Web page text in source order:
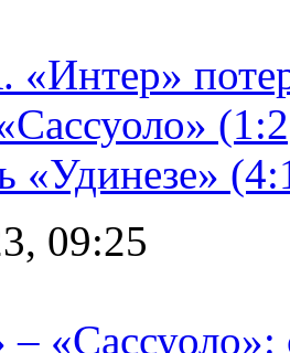
«Интер»
«Удинезе»
09:25
–